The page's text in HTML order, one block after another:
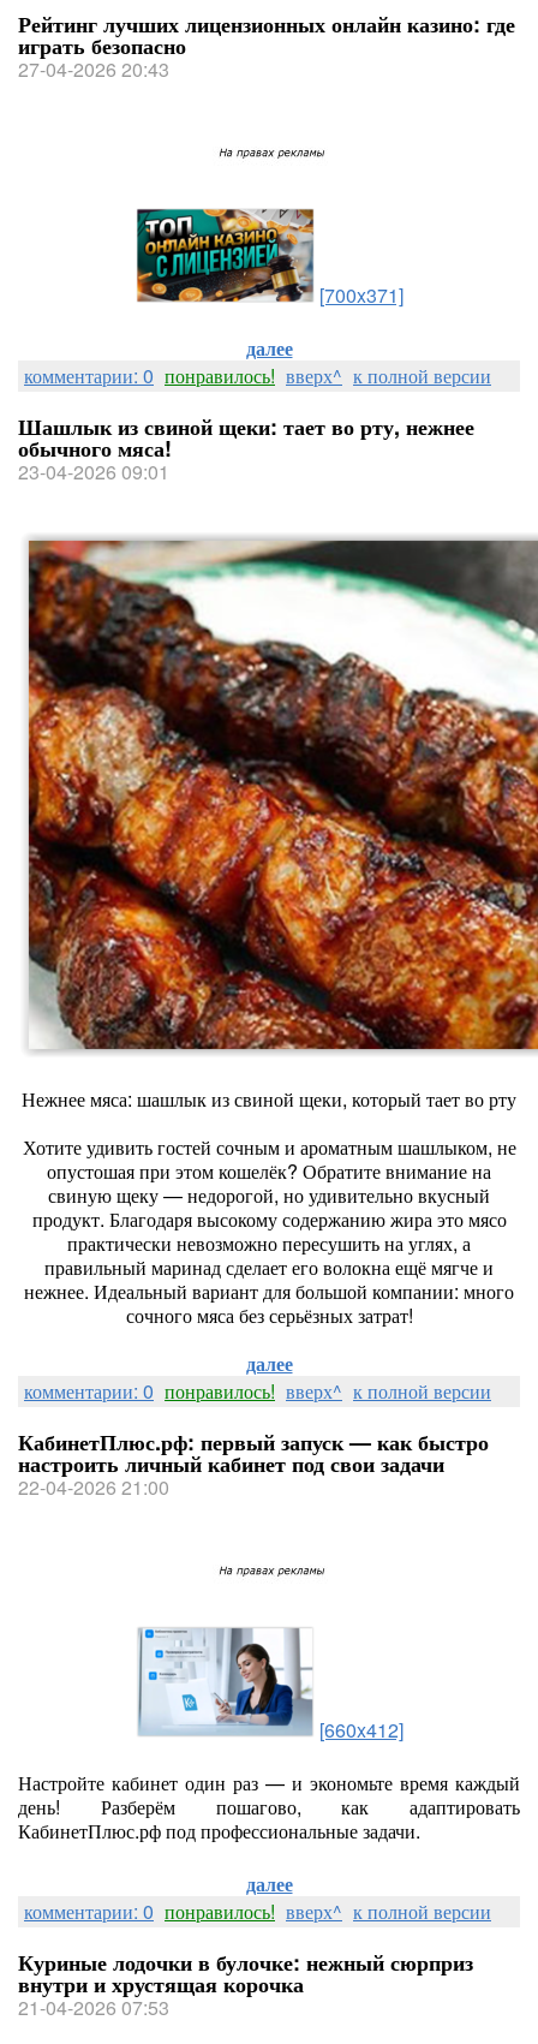
Рейтинг лучших лицензионных онлайн казино: где
играть безопасно
27-04-2026 20:43
[700x371]
далее
комментарии: 0 понравилось! вверх^ к полной версии
Шашлык из свиной щеки: тает во рту, нежнее
обычного мяса!
23-04-2026 09:01
Нежнее мяса: шашлык из свиной щеки, который тает во рту
Хотите удивить гостей сочным и ароматным шашлыком, не
опустошая при этом кошелёк? Обратите внимание на
свиную щеку — недорогой, но удивительно вкусный
продукт. Благодаря высокому содержанию жира это мясо
практически невозможно пересушить на углях, а
правильный маринад сделает его волокна ещё мягче и
нежнее. Идеальный вариант для большой компании: много
сочного мяса без серьёзных затрат!
далее
комментарии: 0 понравилось! вверх^ к полной версии
КабинетПлюс.рф: первый запуск — как быстро
настроить личный кабинет под свои задачи
22-04-2026 21:00
[660x412]
Настройте кабинет один раз — и экономьте время каждый
день! Разберём пошагово, как адаптировать
КабинетПлюс.рф под профессиональные задачи.
далее
комментарии: 0 понравилось! вверх^ к полной версии
Куриные лодочки в булочке: нежный сюрприз
внутри и хрустящая корочка
21-04-2026 07:53